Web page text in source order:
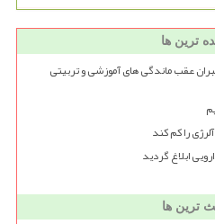
ترین ها
عقب ماندگی های آموزشی و تربیتی
را کم کند
ابلاغ گردید
ترین ها